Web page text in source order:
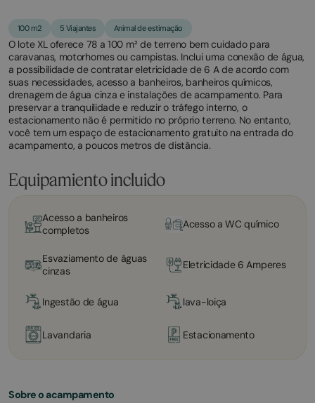
100 m2 5 Viajantes Animal de estimação
O lote XL oferece 78 a 100 m² de terreno bem cuidado para
caravanas, motorhomes ou campistas. Inclui uma conexão de água,
a possibilidade de contratar eletricidade de 6 A de acordo com
suas necessidades, acesso a banheiros, banheiros químicos,
drenagem de água cinza e instalações de acampamento. Para
preservar a tranquilidade e reduzir o tráfego interno, o
estacionamento não é permitido no próprio terreno. No entanto,
você tem um espaço de estacionamento gratuito na entrada do
acampamento, a poucos metros de distância.
Equipamiento incluido
Acesso a banheiros
completos
Acesso a WC químico
Esvaziamento de águas
cinzas
Eletricidade 6 Amperes
Ingestão de água lava-loiça
Lavandaria Estacionamento
Sobre o acampamento